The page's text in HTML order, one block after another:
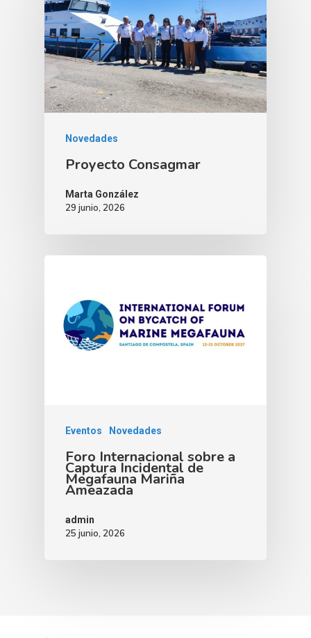
Novedades
Proyecto Consagmar
Marta González
29 junio, 2026
Eventos Novedades
Foro Internacional sobre a
Captura Incidental de
Megafauna Mariña
Ameazada
admin
25 junio, 2026